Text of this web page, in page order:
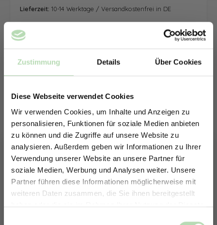
Zustimmung Details Über Cookies
Diese Webseite verwendet Cookies
Wir verwenden Cookies, um Inhalte und Anzeigen zu
personalisieren, Funktionen für soziale Medien anbieten
zu können und die Zugriffe auf unsere Website zu
analysieren. Außerdem geben wir Informationen zu Ihrer
Verwendung unserer Website an unsere Partner für
soziale Medien, Werbung und Analysen weiter. Unsere
Partner führen diese Informationen möglicherweise mit
weiteren Daten zusammen, die Sie ihnen bereitgestellt
haben oder die sie im Rahmen Ihrer Nutzung der Dienste
Lieferzeit: 10-14 Werktage / Versandkostenfrei in DE
ERHALTE 5% RABATT AUF
DEINE RÜCKWÄNDE